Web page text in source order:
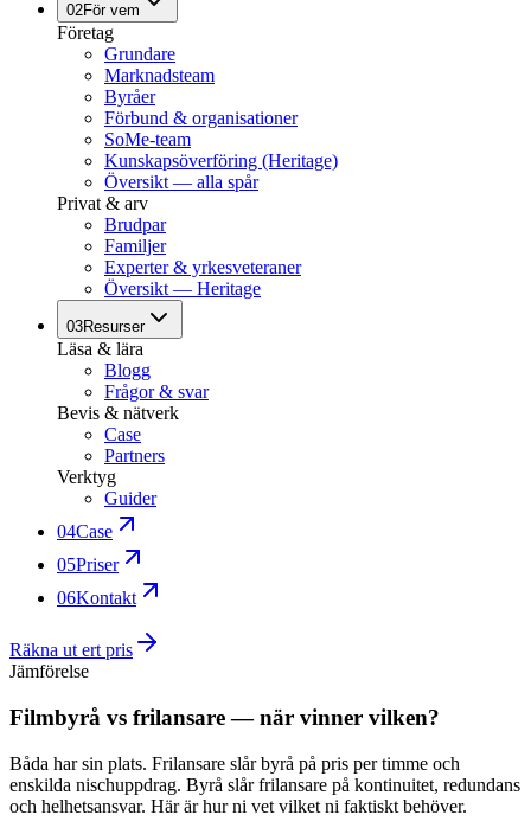
02För vem
Företag
Grundare
Marknadsteam
Byråer
Förbund & organisationer
SoMe-team
Kunskapsöverföring (Heritage)
Översikt — alla spår
Privat & arv
Brudpar
Familjer
Experter & yrkesveteraner
Översikt — Heritage
03Resurser
Läsa & lära
Blogg
Frågor & svar
Bevis & nätverk
Case
Partners
Verktyg
Guider
04Case
05Priser
06Kontakt
Räkna ut ert pris
Jämförelse
Filmbyrå vs frilansare — när vinner vilken?
Båda har sin plats. Frilansare slår byrå på pris per timme och
enskilda nischuppdrag. Byrå slår frilansare på kontinuitet, redundans
och helhetsansvar. Här är hur ni vet vilket ni faktiskt behöver.